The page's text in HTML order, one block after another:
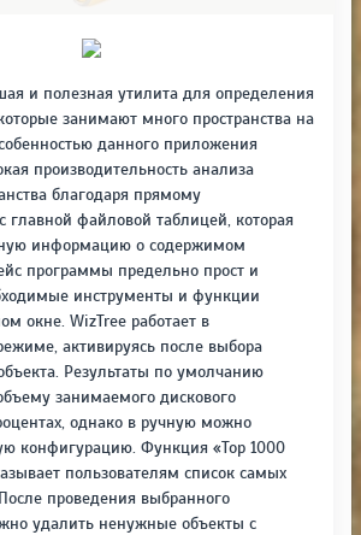
и полезная утилита для определения
занимают много пространства на
данного приложения
производительность анализа
благодаря прямому
главной файловой таблицей, которая
информацию о содержимом
программы предельно прост и
инструменты и функции
окне. WizTree работает в
активируясь после выбора
Результаты по умолчанию
занимаемого дискового
однако в ручную можно
конфигурацию. Функция «Top 1000
пользователям список самых
проведения выбранного
удалить ненужные объекты с